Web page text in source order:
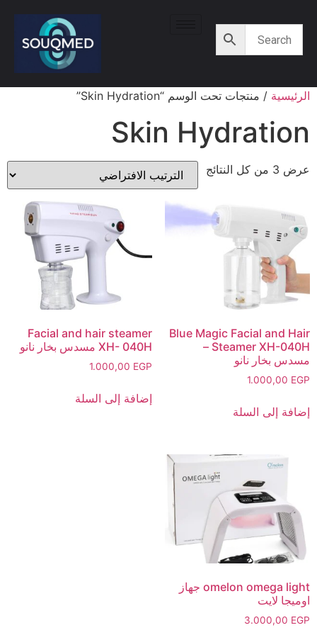
الرئيسية/ منتجات تحت الوسم “Skin Hydration”
Skin Hydration
عرض ⁦3⁩ من كل النتائج
Blue Magic Facial and Hair
Steamer XH-040H –
مسدس بخار نانو
1.000,00EGP
إضافة إلى السلة
Facial and hair steamer
XH- 040H مسدس بخار نانو
1.000,00EGP
إضافة إلى السلة
omelon omega light جهاز
اوميجا لايت
3.000,00EGP